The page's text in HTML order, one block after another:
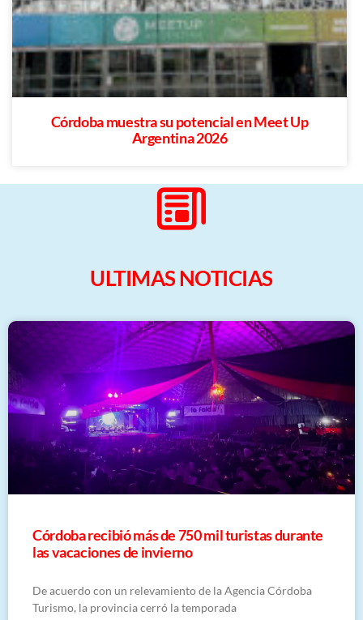
Córdoba muestra su potencial en Meet Up
Argentina 2026
ULTIMAS NOTICIAS
Córdoba recibió más de 750 mil turistas durante
las vacaciones de invierno
De acuerdo con un relevamiento de la Agencia Córdoba
Turismo, la provincia cerró la temporada